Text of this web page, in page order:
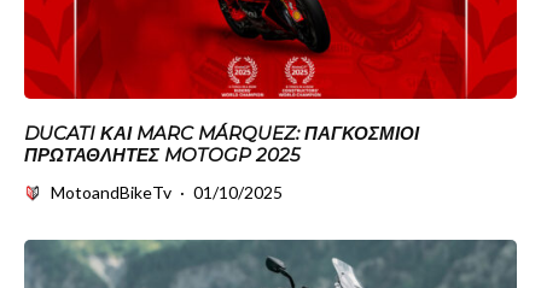
DUCATI ΚΑΙ MARC MÁRQUEZ: ΠΑΓΚΌΣΜΙΟΙ
ΠΡΩΤΑΘΛΗΤΈΣ MOTOGP 2025
MotoandBikeTv · 01/10/2025